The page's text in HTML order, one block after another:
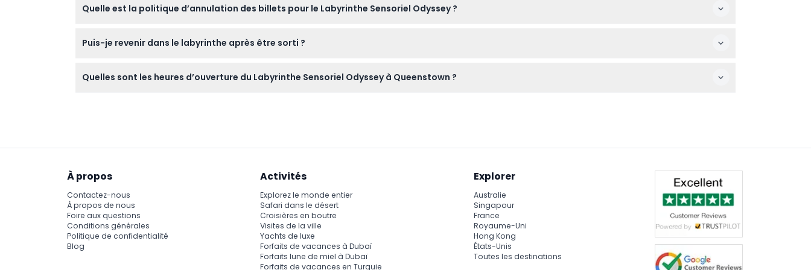
temps pour profiter de chaque salle sensorielle à votre rythme.
Quelle est la politique d’annulation des billets pour le Labyrinthe Sensoriel Odyssey ?
choisies lors de la réservation.
Puis-je revenir dans le labyrinthe après être sorti ?
Quelles sont les heures d’ouverture du Labyrinthe Sensoriel Odyssey à Queenstown ?
À propos
Contactez-nous
À propos de nous
Foire aux questions
Conditions générales
Politique de confidentialité
Blog
Activités
Explorez le monde entier
Safari dans le désert
Croisières en boutre
Visites de la ville
Yachts de luxe
Forfaits de vacances à Dubaï
Forfaits lune de miel à Dubaï
Forfaits de vacances en Turquie
Explorer
Australie
Singapour
France
Royaume-Uni
Hong Kong
États-Unis
Toutes les destinations